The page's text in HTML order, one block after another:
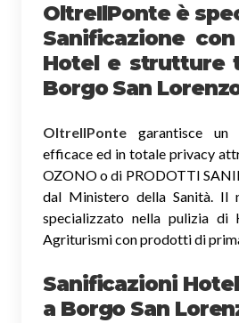
OltreIlPonte è
Sanificazione
Hotel e strutture
Borgo San
OltreIlPonte garantisce un
efficace ed in totale privacy
OZONO o di PRODOTTI
dal Ministero della Sanità. Il
specializzato nella pulizia di
Agriturismi con prodotti di
Sanificazioni
a Borgo San